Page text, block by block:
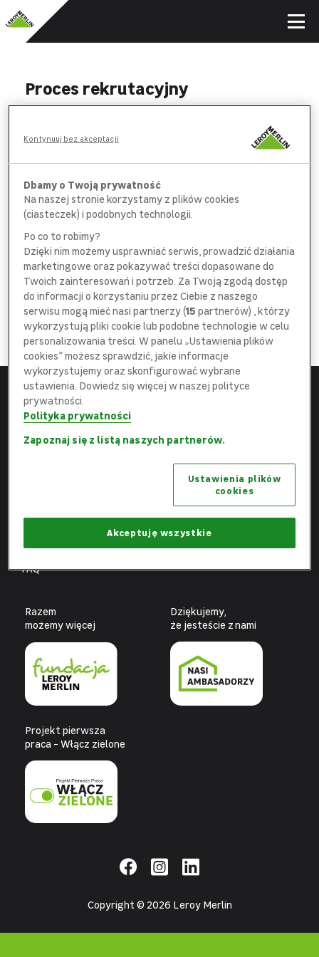
Proces rekrutacyjny
ankietę na wybranych stanowiskach
POROZMAWIAJ
z pracownikiem działu rekrutacji
SPOTKAJ SIĘ
z bezpośrednimprzełożonym
DOŁĄCZ
do najlepszej Ekipy
Menu
Strona główna
Fachowcy
FAQ
leroymerlin.pl
Fundacja Leroy Merlin
Biuro prasowe
Ochrona danych osobowych
Razem
możemy więcej
Dziękujemy,
że jesteście z nami
Projekt pierwsza
praca - Włącz zielone
Copyright © 2026 Leroy Merlin
Dbamy o Twoją prywatność
Na naszej stronie korzystamy z plików cookies
(ciasteczek) i podobnych technologii.
Po co to robimy?
Dzięki nim możemy usprawniać serwis, prowadzić działania
marketingowe oraz pokazywać treści dopasowane do
Twoich zainteresowań i potrzeb. Za Twoją zgodą dostęp
do informacji o korzystaniu przez Ciebie z naszego
serwisu mogą mieć nasi partnerzy (15 partnerów) , którzy
wykorzystują pliki cookie lub podobne technologie w celu
personalizowania treści. W panelu „Ustawienia plików
cookies” możesz sprawdzić, jakie informacje
wykorzystujemy oraz skonfigurować wybrane
ustawienia. Dowiedz się więcej w naszej polityce
prywatności.
Polityka prywatności
Zapoznaj się z listą naszych partnerów.
Ustawienia plików
cookies
Akceptuję wszystkie
Kontynuuj bez akceptacji